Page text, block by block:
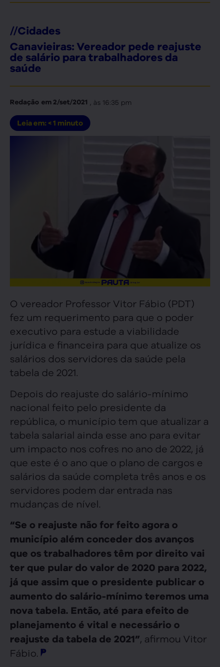
//Cidades
Canavieiras: Vereador pede reajuste
de salário para trabalhadores da
saúde
Redação em 2/set/2021 , às 16:35 pm
Leia em: < 1 minuto
O vereador Professor Vitor Fábio (PDT)
fez um requerimento para que o poder
executivo para estude a viabilidade
jurídica e financeira para que atualize os
salários dos servidores da saúde pela
tabela de 2021.
Depois do reajuste do salário-mínimo
nacional feito pelo presidente da
república, o município tem que atualizar a
tabela salarial ainda esse ano para evitar
um impacto nos cofres no ano de 2022, já
que este é o ano que o plano de cargos e
salários da saúde completa três anos e os
servidores podem dar entrada nas
mudanças de nível.
“Se o reajuste não for feito agora o
município além conceder dos avanços
que os trabalhadores têm por direito vai
ter que pular do valor de 2020 para 2022,
já que assim que o presidente publicar o
aumento do salário-mínimo teremos uma
nova tabela. Então, até para efeito de
planejamento é vital e necessário o
reajuste da tabela de 2021”, afirmou Vitor
Fábio.